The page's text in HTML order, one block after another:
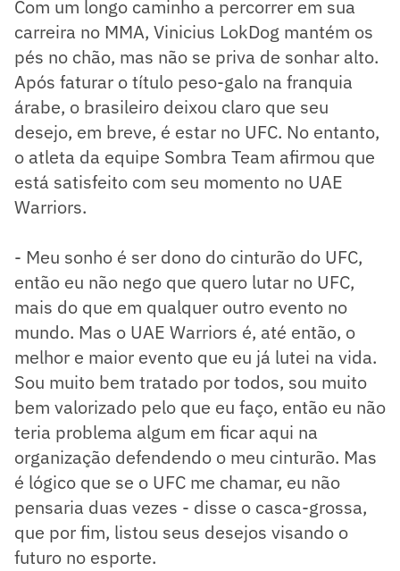
Com um longo caminho a percorrer em sua
carreira no MMA, Vinicius LokDog mantém os
pés no chão, mas não se priva de sonhar alto.
Após faturar o título peso-galo na franquia
árabe, o brasileiro deixou claro que seu
desejo, em breve, é estar no UFC. No entanto,
o atleta da equipe Sombra Team afirmou que
está satisfeito com seu momento no UAE
Warriors.
- Meu sonho é ser dono do cinturão do UFC,
então eu não nego que quero lutar no UFC,
mais do que em qualquer outro evento no
mundo. Mas o UAE Warriors é, até então, o
melhor e maior evento que eu já lutei na vida.
Sou muito bem tratado por todos, sou muito
bem valorizado pelo que eu faço, então eu não
teria problema algum em ficar aqui na
organização defendendo o meu cinturão. Mas
é lógico que se o UFC me chamar, eu não
pensaria duas vezes - disse o casca-grossa,
que por fim, listou seus desejos visando o
futuro no esporte.